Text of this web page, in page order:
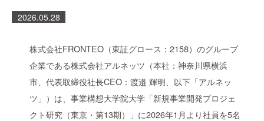
2026.05.28
株式会社FRONTEO（東証グロース：2158）のグループ
企業である株式会社アルネッツ（本社：神奈川県横浜
市、代表取締役社長CEO：渡邉 輝明、以下「アルネッ
ツ」）は、事業構想大学院大学「新規事業開発プロジェ
クト研究（東京・第13期）」に2026年1月より社員を5名